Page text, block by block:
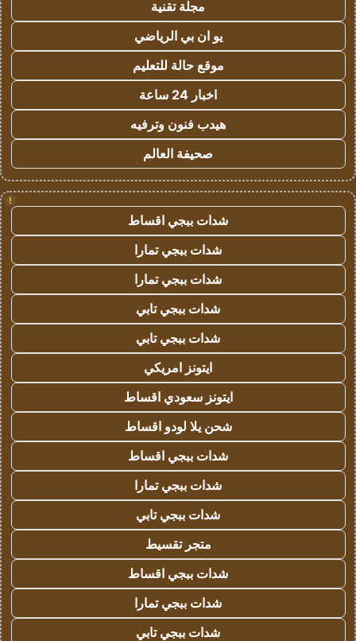
مجلة تقنية
يو ان بي الرياضي
موقع حالة للتعليم
اخبار 24 ساعة
هيدب فنون وترفيه
صحيفة العالم
!
شدات ببجي اقساط
شدات ببجي تمارا
شدات ببجي تمارا
شدات ببجي تابي
شدات ببجي تابي
ايتونز امريكي
ايتونز سعودي اقساط
شحن يلا لودو اقساط
شدات ببجي اقساط
شدات ببجي تمارا
شدات ببجي تابي
متجر تقسيط
شدات ببجي اقساط
شدات ببجي تمارا
شدات ببجي تابي